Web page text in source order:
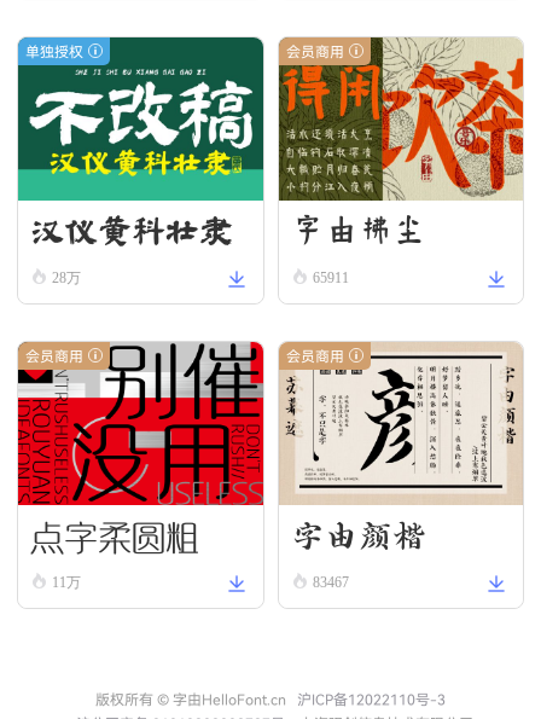
单独授权
汉仪黄科壮隶
W28万
会员商用
字由拂尘
65911
会员商用
点字柔圆粗
11万
会员商用
字由颜楷
83467
版权所有 © 字由HelloFont.cn
沪ICP备12022110号-3